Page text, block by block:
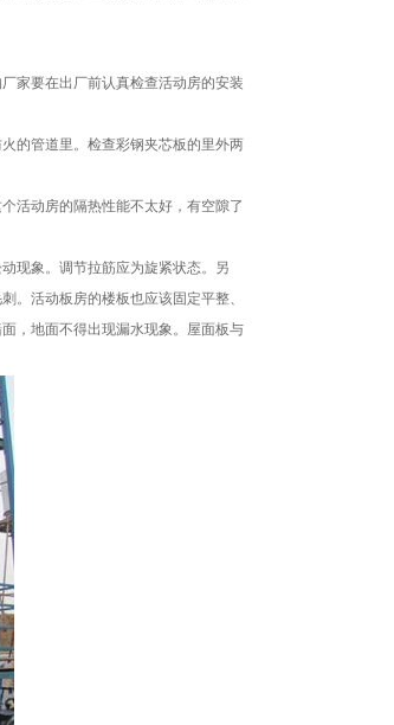
家要在出厂前认真检查活动房的安装
的管道里。检查彩钢夹芯板的里外两
活动房的隔热性能不太好，有空隙了
现象。调节拉筋应为旋紧状态。另
。活动板房的楼板也应该固定平整、
，地面不得出现漏水现象。屋面板与